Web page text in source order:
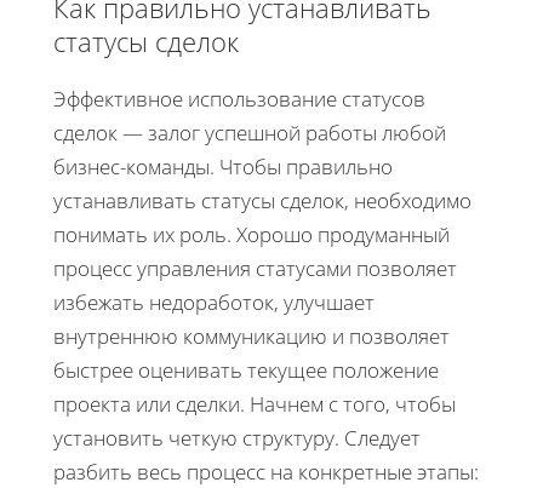
Как правильно устанавливать
статусы сделок
Эффективное использование статусов
сделок — залог успешной работы любой
бизнес-команды. Чтобы правильно
устанавливать статусы сделок, необходимо
понимать их роль. Хорошо продуманный
процесс управления статусами позволяет
избежать недоработок, улучшает
внутреннюю коммуникацию и позволяет
быстрее оценивать текущее положение
проекта или сделки. Начнем с того, чтобы
установить четкую структуру. Следует
разбить весь процесс на конкретные этапы: